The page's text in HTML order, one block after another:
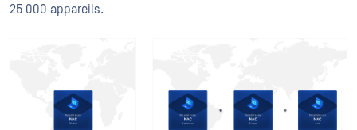
25 000 appareils.